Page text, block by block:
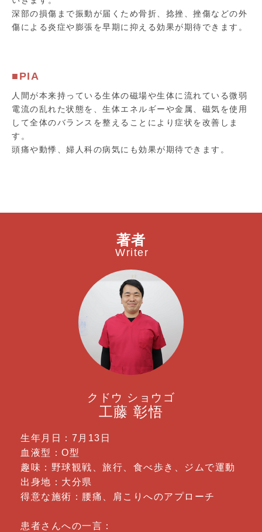
深部の損傷まで振動が届くため骨折、捻挫、挫傷などの外
傷による炎症や膨張を早期に抑える効果が期待できます。
■PIA
人間が本来持っている生体の磁場や生体に流れている微弱
電流の乱れた状態を、生体エネルギーや金属、磁気を使用
して全体のバランスを整えることにより症状を改善しま
す。
頭痛や動悸、婦人科の病気にも効果が期待できます。
著者
Writer
クドウ ショウゴ
工藤 彰悟
生年月日：7月13日
血液型：O型
趣味：野球観戦、旅行、食べ歩き、ジムで運動
出身地：大分県
得意な施術：腰痛、肩こりへのアプローチ
患者さんへの一言：